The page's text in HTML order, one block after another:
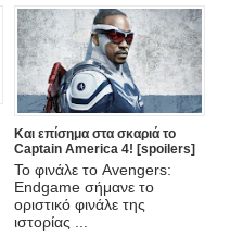
Και επίσημα στα σκαριά το
Captain America 4! [spoilers]
Το φινάλε το Avengers:
Endgame σήμανε το
οριστικό φινάλε της
ιστορίας ...